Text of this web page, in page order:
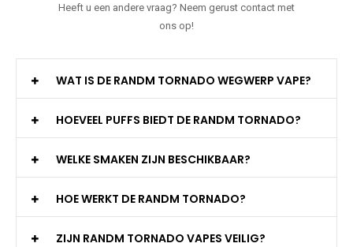
Heeft u een andere vraag? Neem gerust contact met
ons op!
WAT IS DE RANDM TORNADO WEGWERP VAPE?
HOEVEEL PUFFS BIEDT DE RANDM TORNADO?
WELKE SMAKEN ZIJN BESCHIKBAAR?
HOE WERKT DE RANDM TORNADO?
ZIJN RANDM TORNADO VAPES VEILIG?